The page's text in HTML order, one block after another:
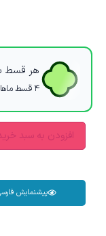
هر قسط
۴ قسط ماهانه. بدون سود، چک و ضامن.
افزودن به سبد
پیشنمایش